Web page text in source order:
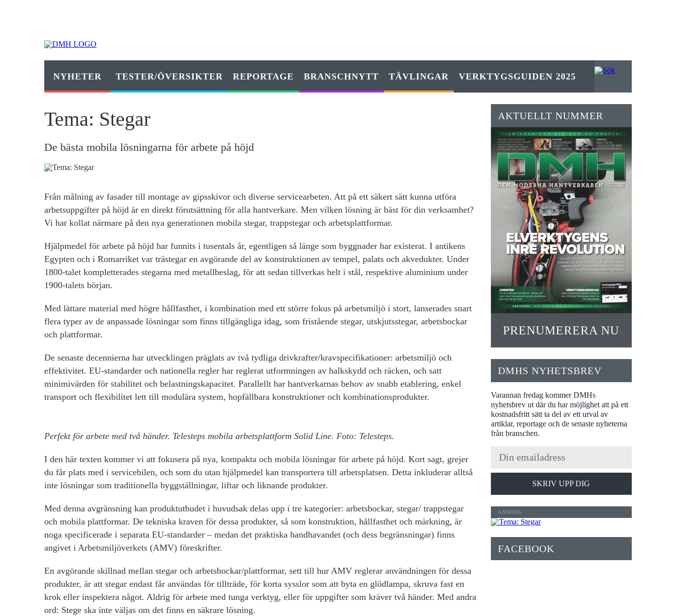
NYHETER TESTER/ÖVERSIKTER REPORTAGE BRANSCHNYTT TÄVLINGAR VERKTYGSGUIDEN 2025
Tema: Stegar
De bästa mobila lösningarna för arbete på höjd
Från målning av fasader till montage av gipsskivor och diverse servicearbeten. Att på ett säkert sätt kunna utföra
arbetsuppgifter på höjd är en direkt förutsättning för alla hantverkare. Men vilken lösning är bäst för din verksamhet?
Vi har kollat närmare på den nya generationen mobila stegar, trappstegar och arbetsplattformar.
Hjälpmedel för arbete på höjd har funnits i tusentals år, egentligen så länge som byggnader har existerat. I antikens
Egypten och i Romarriket var trästegar en avgörande del av konstruktionen av tempel, palats och akvedukter. Under
1800-talet kompletterades stegarna med metallbeslag, för att sedan tillverkas helt i stål, respektive aluminium under
1900-talets början.
Med lättare material med högre hållfasthet, i kombination med ett större fokus på arbetsmiljö i stort, lanserades snart
flera typer av de anpassade lösningar som finns tillgängliga idag, som fristående stegar, utskjutsstegar, arbetsbockar
och plattformar.
De senaste decennierna har utvecklingen präglats av två tydliga drivkrafter/kravspecifikationer: arbetsmiljö och
effektivitet. EU-standarder och nationella regler har reglerat utformningen av halkskydd och räcken, och satt
minimivärden för stabilitet och belastningskapacitet. Parallellt har hantverkarnas behov av snabb etablering, enkel
transport och flexibilitet lett till modulära system, hopfällbara konstruktioner och kombinationsprodukter.
Perfekt för arbete med två händer. Telesteps mobila arbetsplattform Solid Line. Foto: Telesteps.
I den här texten kommer vi att fokusera på nya, kompakta och mobila lösningar för arbete på höjd. Kort sagt, grejer
du får plats med i servicebilen, och som du utan hjälpmedel kan transportera till arbetsplatsen. Detta inkluderar alltså
inte lösningar som traditionella byggställningar, liftar och liknande produkter.
Med denna avgränsning kan produktutbudet i huvudsak delas upp i tre kategorier: arbetsbockar, stegar/ trappstegar
och mobila plattformar. De tekniska kraven för dessa produkter, så som konstruktion, hållfasthet och märkning, är
noga specificerade i separata EU-standarder – medan det praktiska handhavandet (och dess begränsningar) finns
angivet i Arbetsmiljöverkets (AMV) föreskrifter.
En avgörande skillnad mellan stegar och arbetsbockar/plattformar, sett till hur AMV reglerar användningen för dessa
produkter, är att stegar endast får användas för tillträde, för korta sysslor som att byta en glödlampa, skruva fast en
krok eller inspektera något. Aldrig för arbete med tunga verktyg, eller för uppgifter som kräver två händer. Med andra
ord: Stege ska inte väljas om det finns en säkrare lösning.
AKTUELLT NUMMER
PRENUMERERA NU
DMHS NYHETSBREV
Varannan fredag kommer DMHs
nyhetsbrev ut där du har möjlighet att på ett
kostnadsfritt sätt ta del av ett urval av
artiklar, reportage och de senaste nyheterna
från branschen.
SKRIV UPP DIG
FACEBOOK